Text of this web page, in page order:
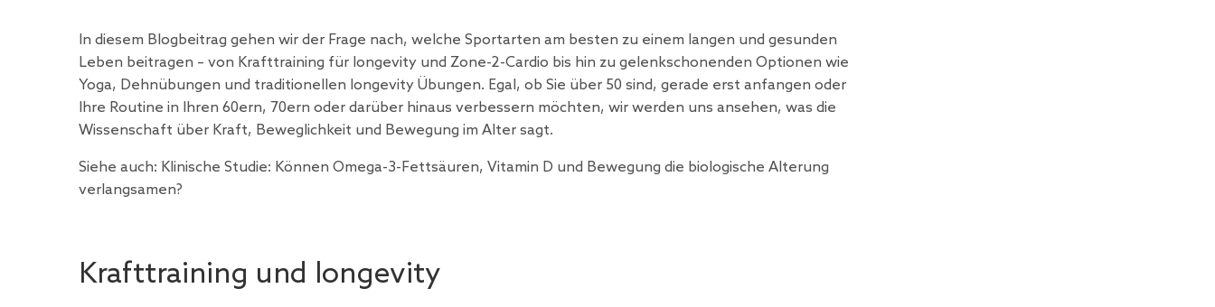
In diesem Blogbeitrag gehen wir der Frage nach, welche Sportarten am besten zu einem langen und gesunden
Leben beitragen – von Krafttraining für longevity und Zone-2-Cardio bis hin zu gelenkschonenden Optionen wie
Yoga, Dehnübungen und traditionellen longevity Übungen. Egal, ob Sie über 50 sind, gerade erst anfangen oder
Ihre Routine in Ihren 60ern, 70ern oder darüber hinaus verbessern möchten, wir werden uns ansehen, was die
Wissenschaft über Kraft, Beweglichkeit und Bewegung im Alter sagt.
Siehe auch: Klinische Studie: Können Omega-3-Fettsäuren, Vitamin D und Bewegung die biologische Alterung
verlangsamen?
Krafttraining und longevity